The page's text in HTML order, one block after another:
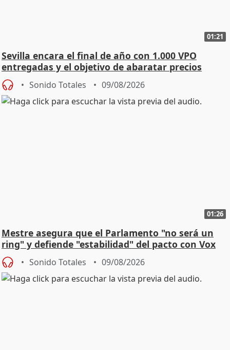
01:21
Sevilla encara el final de año con 1.000 VPO
entregadas y el objetivo de abaratar precios
Sonido Totales 09/08/2026
01:26
Mestre asegura que el Parlamento "no será un
ring" y defiende "estabilidad" del pacto con Vox
Sonido Totales 09/08/2026